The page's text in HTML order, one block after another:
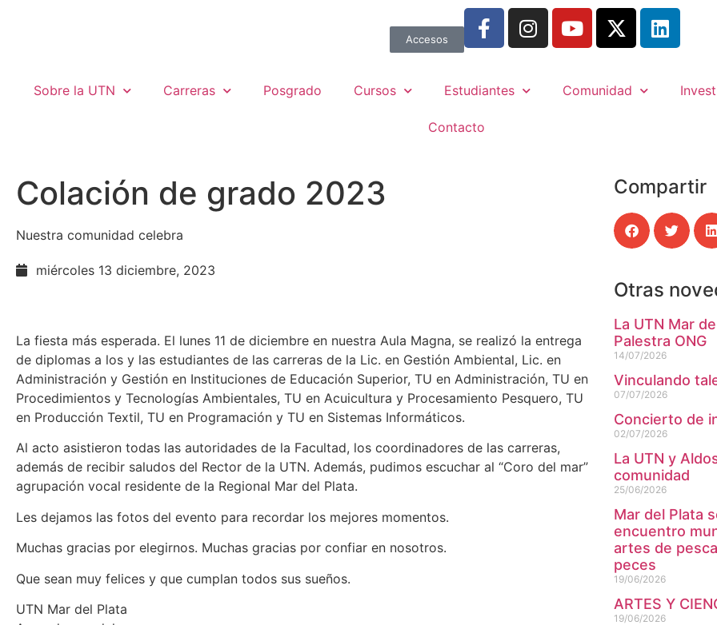
Accesos
Sobre la UTN Carreras Posgrado Cursos Estudiantes Comunidad
Contacto
Colación de grado 2023
Nuestra comunidad celebra
miércoles 13 diciembre, 2023
La fiesta más esperada. El lunes 11 de diciembre en nuestra Aula Magna, se realizó la entrega
de diplomas a los y las estudiantes de las carreras de la Lic. en Gestión Ambiental, Lic. en
Administración y Gestión en Instituciones de Educación Superior, TU en Administración, TU en
Procedimientos y Tecnologías Ambientales, TU en Acuicultura y Procesamiento Pesquero, TU
en Producción Textil, TU en Programación y TU en Sistemas Informáticos.
Al acto asistieron todas las autoridades de la Facultad, los coordinadores de las carreras,
además de recibir saludos del Rector de la UTN. Además, pudimos escuchar al “Coro del mar”
agrupación vocal residente de la Regional Mar del Plata.
Les dejamos las fotos del evento para recordar los mejores momentos.
Muchas gracias por elegirnos. Muchas gracias por confiar en nosotros.
Que sean muy felices y que cumplan todos sus sueños.
UTN Mar del Plata
Compartir
Otras
La UTN Mar
Palestra ONG
14/07/2026
Vinculando
07/07/2026
Concierto de
02/07/2026
La UTN y
comunidad
25/06/2026
Mar del Plata
encuentro
artes de
peces
19/06/2026
ARTES Y
19/06/2026